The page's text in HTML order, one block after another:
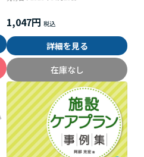
1,047円
詳細を見る
在庫なし